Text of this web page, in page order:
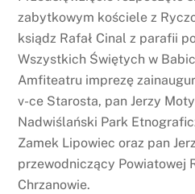
zabytkowym kościele z
ksiądz Rafał Cinal z parafii
Wszystkich Świętych w
Amfiteatru imprezę
v-ce Starosta, pan Jerzy
Nadwiślański Park
Zamek Lipowiec oraz pan
przewodniczący Powiatowej
Chrzanowie.